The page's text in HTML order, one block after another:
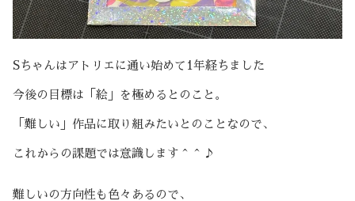
Sちゃんはアトリエに通い始めて1年経ちました
今後の目標は「絵」を極めるとのこと。
「難しい」作品に取り組みたいとのことなので、
これからの課題では意識します＾＾♪
難しいの方向性も色々あるので、